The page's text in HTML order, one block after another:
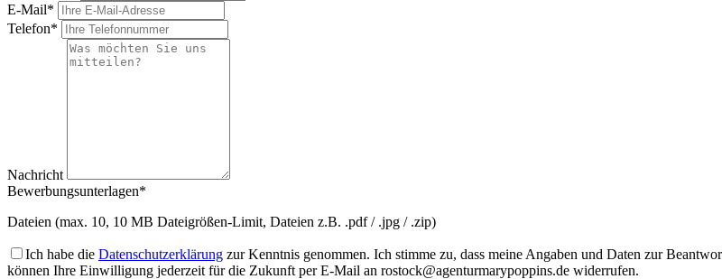
E-Mail*
Telefon*
Nachricht
Bewerbungsunterlagen*
Dateien (max. 10, 10 MB Dateigrößen-Limit, Dateien z.B. .pdf / .jpg / .zip)
Ich habe die Datenschutzerklärung zur Kenntnis genommen. Ich stimme zu, dass meine Angaben und Daten zur
können Ihre Einwilligung jederzeit für die Zukunft per E-Mail an rostock@agenturmarypoppins.de widerrufen.